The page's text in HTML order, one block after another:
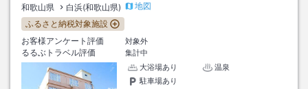
和歌山県 白浜(和歌山県)
地図
ふるさと納税対象施設
お客様アンケート評価
対象外
るるぶトラベル評価
集計中
大浴場あり
温泉
駐車場あり